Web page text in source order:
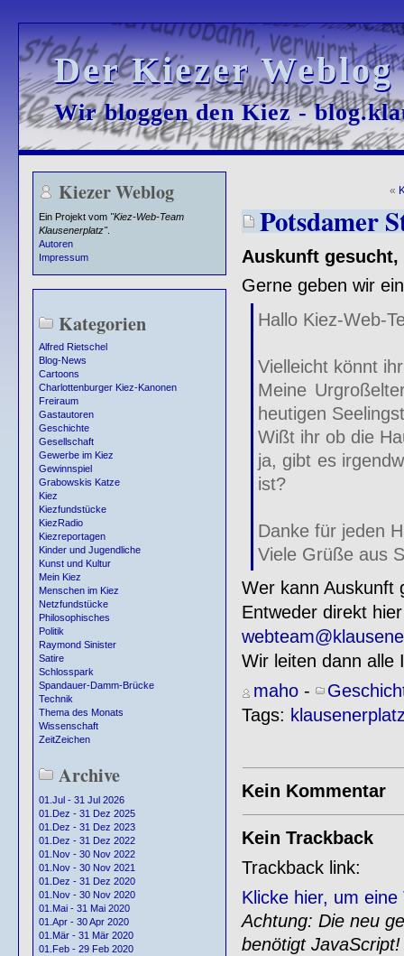
Der Kiezer
Der Kiezer
Wir bloggen den Kiez -
Wir bloggen den Kiez -
Kiezer Weblog
Ein Projekt vom "Kiez-Web-Team
Klausenerplatz".
Autoren
Impressum
Kategorien
Alfred Rietschel
Blog-News
Cartoons
Charlottenburger Kiez-Kanonen
Freiraum
Gastautoren
Geschichte
Gesellschaft
Gewerbe im Kiez
Gewinnspiel
Grabowskis Katze
Kiez
Kiezfundstücke
KiezRadio
Kiezreportagen
Kinder und Jugendliche
Kunst und Kultur
Mein Kiez
Menschen im Kiez
Netzfundstücke
Philosophisches
Politik
Raymond Sinister
Satire
Schlosspark
Spandauer-Damm-Brücke
Technik
Thema des Monats
Wissenschaft
ZeitZeichen
Archive
01.Jul - 31 Jul 2026
01.Dez - 31 Dez 2025
01.Dez - 31 Dez 2023
01.Dez - 31 Dez 2022
01.Nov - 30 Nov 2022
01.Nov - 30 Nov 2021
01.Dez - 31 Dez 2020
01.Nov - 30 Nov 2020
01.Mai - 31 Mai 2020
01.Apr - 30 Apr 2020
01.Mär - 31 Mär 2020
01.Feb - 29 Feb 2020
«
Potsdamer
Auskunft
Gerne geben wir
Hallo Kiez-Web-
Vielleicht könnt
Meine
heutigen
Wißt ihr ob die
ja, gibt es
ist?
Danke für jeden
Viele Grüße aus
Wer kann Auskunft
Entweder direkt
Wir leiten dann alle
maho-
Tags:
Kein Kommentar
Kein Trackback
Trackback link:
Klicke hier, um
Achtung: Die neu
benötigt JavaScript!